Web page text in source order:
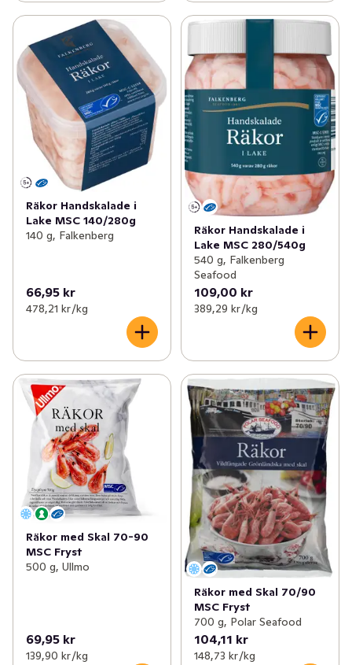
Räkor Handskalade i
Lake MSC 140/280g
140 g, Falkenberg
66,95 kr
478,21 kr /kg
Räkor Handskalade i
Lake MSC 280/540g
540 g, Falkenberg
Seafood
109,00 kr
389,29 kr /kg
Räkor med Skal 70-90
MSC Fryst
500 g, Ullmo
69,95 kr
139,90 kr /kg
Räkor med Skal 70/90
MSC Fryst
700 g, Polar Seafood
104,11 kr
148,73 kr /kg